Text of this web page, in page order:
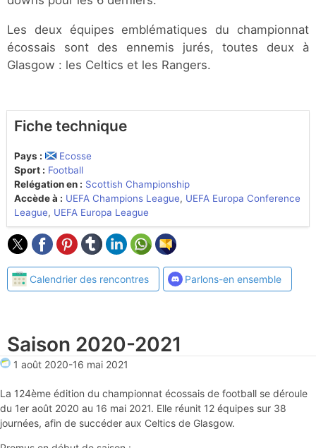
Les deux équipes emblématiques du championnat
écossais sont des ennemis jurés, toutes deux à
Glasgow : les Celtics et les Rangers.
Fiche technique
Pays :
Ecosse
Sport : Football
Relégation en : Scottish Championship
Accède à : UEFA Champions League, UEFA Europa Conference
League, UEFA Europa League
Calendrier des rencontres Parlons-en ensemble
Saison 2020-2021
1 août 2020-16 mai 2021
La 124ème édition du championnat écossais de football se déroule
du 1er août 2020 au 16 mai 2021. Elle réunit 12 équipes sur 38
journées, afin de succéder aux Celtics de Glasgow.